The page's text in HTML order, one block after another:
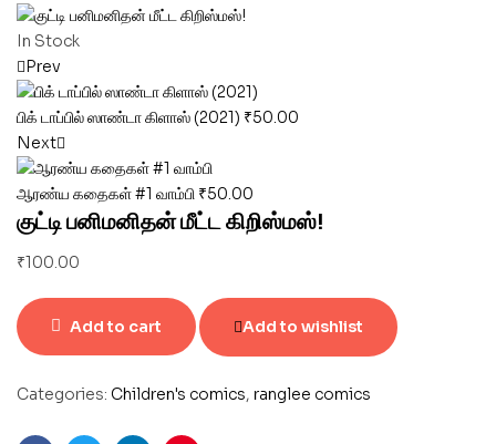
In Stock
Prev
பிக் டாப்பில் ஸாண்டா கிளாஸ் (2021) ₹50.00
Next
ஆரண்ய கதைகள் #1 வாம்பி ₹50.00
குட்டி பனிமனிதன் மீட்ட கிறிஸ்மஸ்!
₹100.00
Add to cart Add to wishlist
Categories: Children's comics, ranglee comics